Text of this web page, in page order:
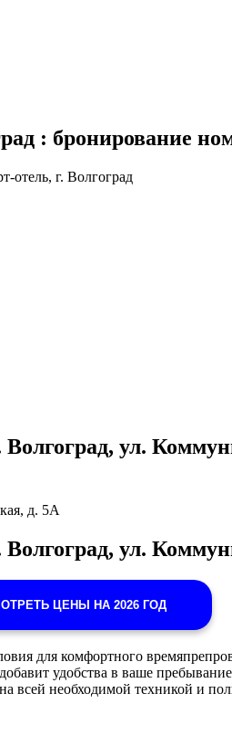
: бронирование
отель, г. Волгоград
ул.
д. 5А
Волгоград, ул.
ЦЕНЫ НА 2026 ГОД
для комфортного
удобства в ваше
всей необходимой техникой и